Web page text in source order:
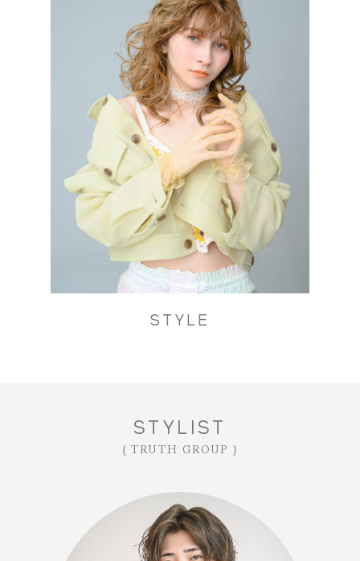
CONCEPT｜コンセプト
NEWS｜ニュース情報
SALON LIST｜サロン一覧
HAIR SALON｜ヘアサロン
NAIL SALON｜ネイルサロン
EYELASH SALON｜アイラッシュサロン
ESTHE SALON｜エステサロン
HAIR CATALOG｜ヘアカタログ
CONTENTS｜特集コンテンツ
Instagram
STYLE
STYLIST
{ TRUTH GROUP }